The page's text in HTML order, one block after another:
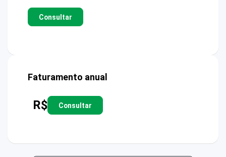
Consultar
Faturamento anual
R$ Consultar